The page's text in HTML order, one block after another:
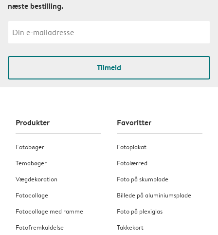
næste bestilling.
Tilmeld
Produkter
Fotobøger
Temabøger
Vægdekoration
Fotocollage
Fotocollage med ramme
Fotofremkaldelse
Favoritter
Fotoplakat
Fotolærred
Foto på skumplade
Billede på aluminiumsplade
Foto på plexiglas
Takkekort